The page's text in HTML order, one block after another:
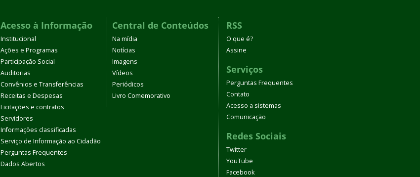
Acesso à Informação
Institucional
Ações e Programas
Participação Social
Auditorias
Convênios e Transferências
Receitas e Despesas
Licitações e contratos
Servidores
Informações classificadas
Serviço de Informação ao Cidadão
Perguntas Frequentes
Dados Abertos
Central de Conteúdos
Na mídia
Notícias
Imagens
Vídeos
Periódicos
Livro Comemorativo
RSS
O que é?
Assine
Serviços
Perguntas Frequentes
Contato
Acesso a sistemas
Comunicação
Redes Sociais
Twitter
YouTube
Facebook